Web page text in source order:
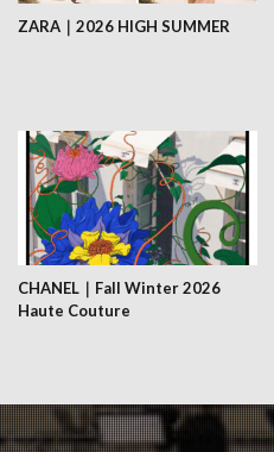
ZARA｜2026 HIGH SUMMER
CHANEL｜Fall Winter 2026
Haute Couture